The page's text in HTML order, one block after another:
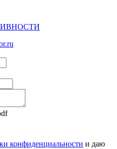
конфиденциальности и даю